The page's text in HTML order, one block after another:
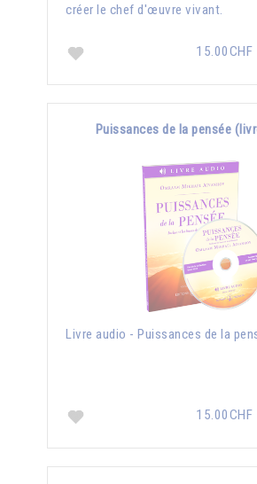
créer le chef d'œuvre vivant.
15.00CHF
Puissances de la pensée
Livre audio - Puissances de la
15.00CHF